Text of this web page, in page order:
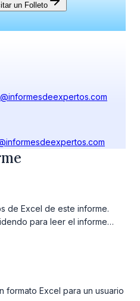
un Folleto
de Excel de este informe.
para leer el informe
formato Excel para un usuario